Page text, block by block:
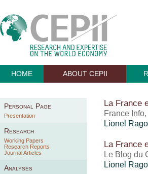
HOME ABOUT CEPII
Personal Page
Presentation
Research
Working Papers
Research Reports
Journal Articles
Analyses
La France
France
Lionel
La France
Le Blog du
Lionel